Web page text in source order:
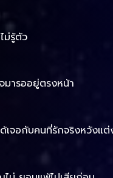
ม่รู้ตัว
มารออยู่ตรงหน้า
เจอกับคนที่รักจริงหวังแต่